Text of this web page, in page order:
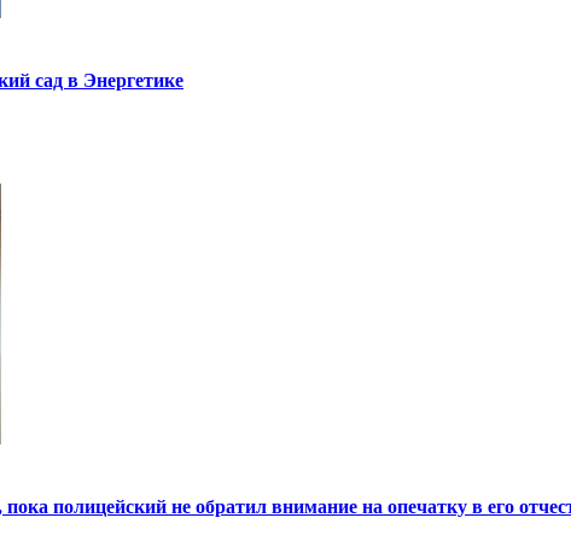
сад в Энергетике
полицейский не обратил внимание на опечатку в его